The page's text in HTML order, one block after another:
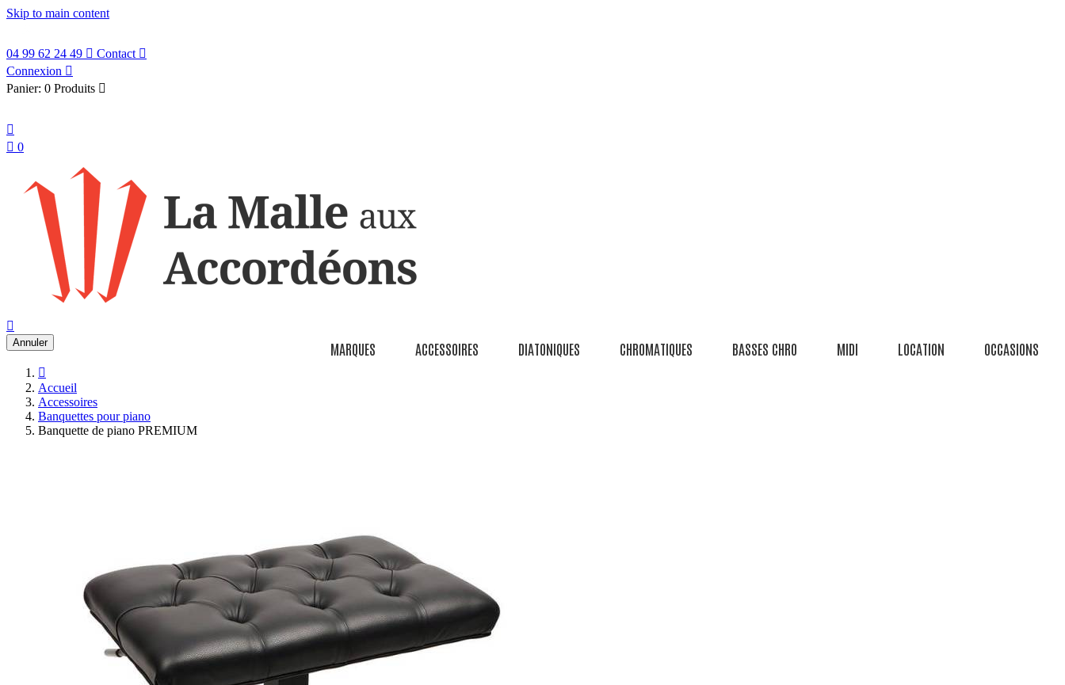
Skip to main content
04 99 62 24 49  Contact 
Connexion 
Panier: 0 Produits 

 0
MARQUES ACCESSOIRES DIATONIQUES CHROMATIQUES BASSES CHRO MIDI LOCATION OCCASIONS

Annuler

Accueil
Accessoires
Banquettes pour piano
Banquette de piano PREMIUM